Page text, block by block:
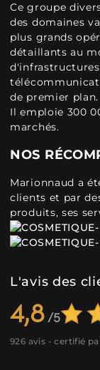
Ce groupe
des domaines
plus grands
détaillants au
de premier plan.
Il emploie 300
marchés.
NOS
Marionnaud a
clients et par
produits, ses
L'avis des
4,8
926 avis - certifié